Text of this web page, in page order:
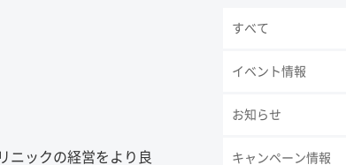
ニックの経営をより良
すべて
イベント情報
お知らせ
キャンペーン情報